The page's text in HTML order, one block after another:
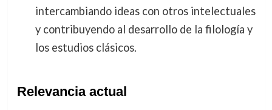
intercambiando ideas con otros intelectuales
y contribuyendo al desarrollo de la filología y
los estudios clásicos.
Relevancia actual